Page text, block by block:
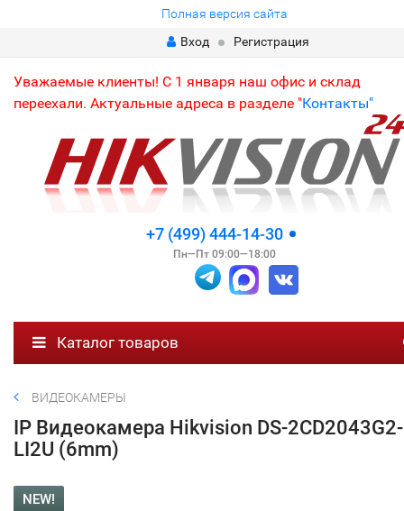
Полная версия сайта
Вход
Регистрация
Уважаемые клиенты! С 1 января наш офис и склад
переехали. Актуальные адреса в разделе "Контакты"
+7 (499) 444-14-30
Пн—Пт 09:00—18:00
Каталог товаров
ВИДЕОКАМЕРЫ
IP Видеокамера Hikvision DS-2CD2043G2-
LI2U (6mm)
NEW!